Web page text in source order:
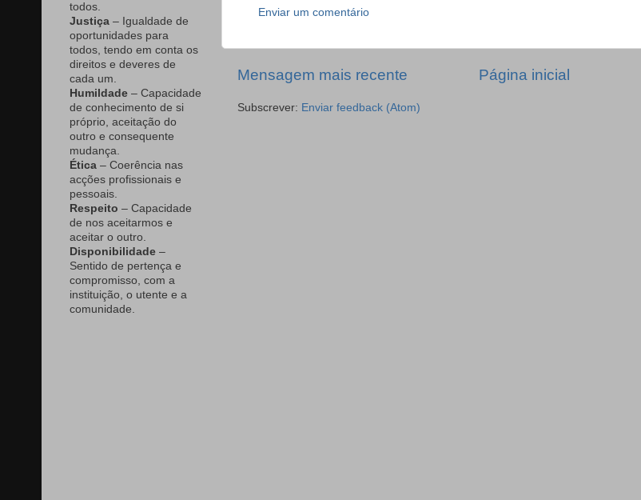
Enviar um comentário
Mensagem mais recente Página inicial
Subscrever: Enviar feedback (Atom)
todos.
Justiça – Igualdade de
oportunidades para
todos, tendo em conta os
direitos e deveres de
cada um.
Humildade – Capacidade
de conhecimento de si
próprio, aceitação do
outro e consequente
mudança.
Ética – Coerência nas
acções profissionais e
pessoais.
Respeito – Capacidade
de nos aceitarmos e
aceitar o outro.
Disponibilidade –
Sentido de pertença e
compromisso, com a
instituição, o utente e a
comunidade.